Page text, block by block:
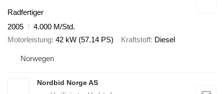
Radfertiger
2005
4.000 M/Std.
Motorleistung 42 kW (57.14 PS) Kraftstoff Diesel
Norwegen
Nordbid Norge AS